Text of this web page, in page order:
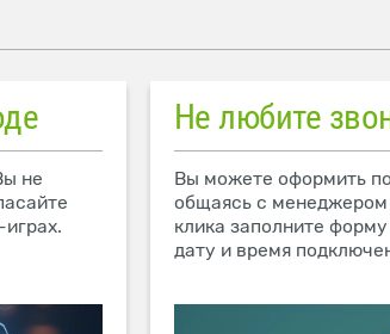
не
Не любите
Вы можете оформить
общаясь с менеджером
клика заполните
дату и время